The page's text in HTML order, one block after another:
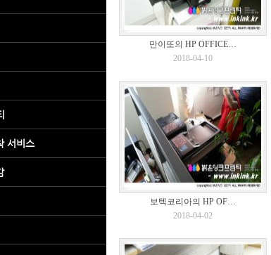
만이또의 HP OFFICE…
2018-04-10
보텍코리아의 HP OF…
2018-04-02